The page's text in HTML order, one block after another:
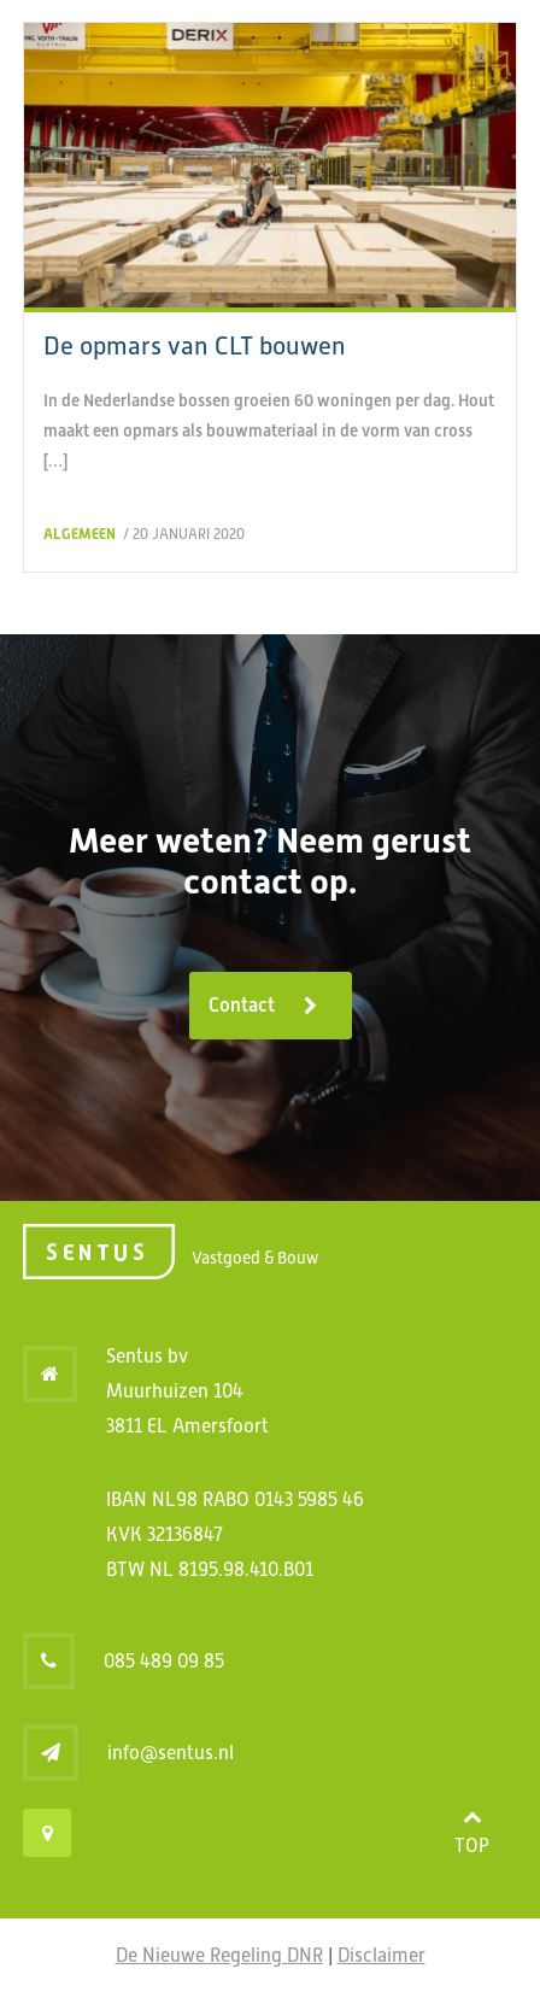
De opmars van CLT bouwen
In de Nederlandse bossen groeien 60 woningen per dag. Hout
maakt een opmars als bouwmateriaal in de vorm van cross
[…]
ALGEMEEN / 20 JANUARI 2020
Meer weten? Neem gerust
contact op.
Contact
Vastgoed & Bouw
Sentus bv
Muurhuizen 104
3811 EL Amersfoort
IBAN NL98 RABO 0143 5985 46
KVK 32136847
BTW NL 8195.98.410.B01
085 489 09 85
info@sentus.nl
TOP
De Nieuwe Regeling DNR| Disclaimer